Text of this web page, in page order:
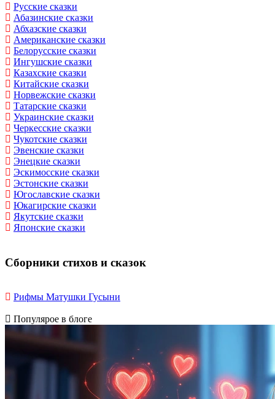
Русские сказки
Абазинские сказки
Абхазские сказки
Американские сказки
Белорусские сказки
Ингушские сказки
Казахские сказки
Китайские сказки
Норвежские сказки
Татарские сказки
Украинские сказки
Черкесские сказки
Чукотские сказки
Эвенские сказки
Энецкие сказки
Эскимосские сказки
Эстонские сказки
Югославские сказки
Юкагирские сказки
Якутские сказки
Японские сказки
Сборники стихов и сказок
Рифмы Матушки Гусыни
Популярое в блоге